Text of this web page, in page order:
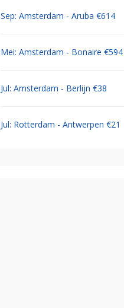
Sep: Amsterdam - Aruba €614
Mei: Amsterdam - Bonaire €594
Jul: Amsterdam - Berlijn €38
Jul: Rotterdam - Antwerpen €21